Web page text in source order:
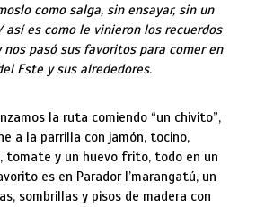
como salga, sin ensayar, sin un
así es como le vinieron los recuerdos
pasó sus favoritos para comer en
Este y sus alrededores.
la ruta comiendo “un chivito”,
a la parrilla con jamón, tocino,
tomate y un huevo frito, todo en un
es en Parador I’marangatú, un
sombrillas y pisos de madera con